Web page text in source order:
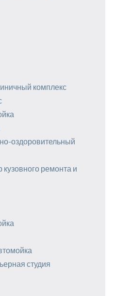
комплекс
оздоровительный
кузовного ремонта и
студия